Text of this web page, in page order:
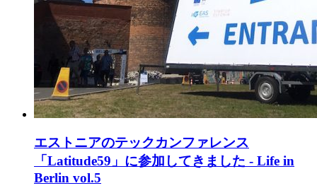
エストニアのテックカンファレンス
「Latitude59」に参加してきました - Life in
Berlin vol.5